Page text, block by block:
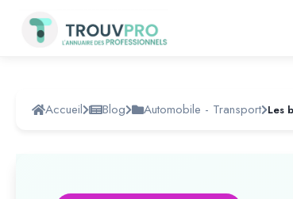
Accueil Blog Automobile - Transport